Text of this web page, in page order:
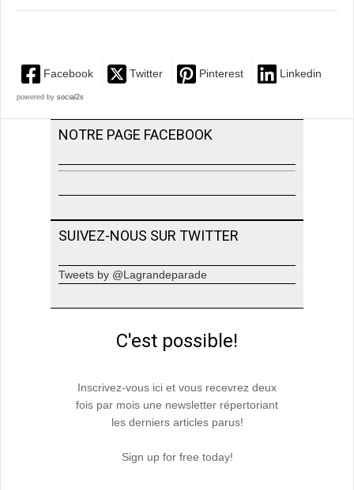
Facebook Twitter Pinterest Linkedin
powered by social2s
NOTRE PAGE FACEBOOK
SUIVEZ-NOUS SUR TWITTER
Tweets by @Lagrandeparade
C'est possible!
Inscrivez-vous ici et vous recevrez deux
fois par mois une newsletter répertoriant
les derniers articles parus!
Sign up for free today!